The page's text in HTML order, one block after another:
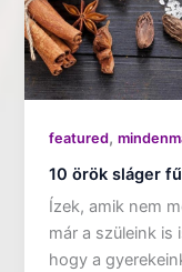
featured,
10 örök sláger
Ízek, amik nem
már a szüleink is
hogy a